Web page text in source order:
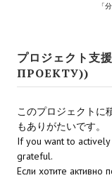
「
プロジェクト
ПРОЕКТУ))
このプロジェクトに
もありがたいです。
If you want to
grateful.
Если хотите